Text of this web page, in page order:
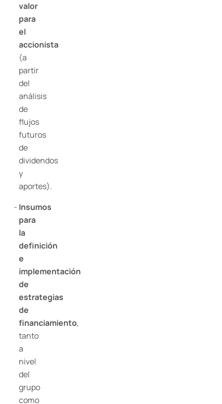
valor
para
el
accionista
(a
partir
del
análisis
de
flujos
futuros
de
dividendos
y
aportes).
Insumos
para
la
definición
e
implementación
de
estrategias
de
financiamiento,
tanto
a
nivel
del
grupo
como